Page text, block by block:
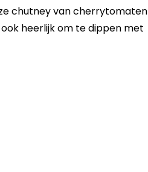
chutney van cherrytomaten
heerlijk om te dippen met